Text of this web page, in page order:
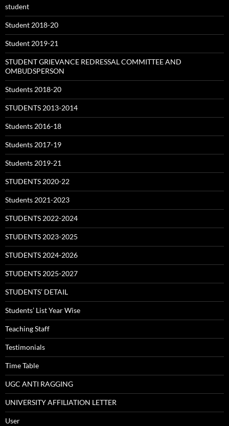
student
Student 2018-20
Student 2019-21
STUDENT GRIEVANCE REDRESSAL COMMITTEE AND
OMBUDSPERSON
Students 2018-20
STUDENTS 2013-2014
Students 2016-18
Students 2017-19
Students 2019-21
STUDENTS 2020-22
Students 2021-2023
STUDENTS 2022-2024
STUDENTS 2023-2025
STUDENTS 2024-2026
STUDENTS 2025-2027
STUDENTS’ DETAIL
Students’ List Year Wise
Teaching Staff
Testimonials
Time Table
UGC ANTI RAGGING
UNIVERSITY AFFILIATION LETTER
User